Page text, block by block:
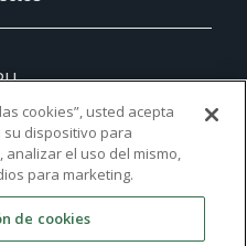
cookies”, usted acepta
dispositivo para
analizar el uso del mismo,
para marketing.
de cookies